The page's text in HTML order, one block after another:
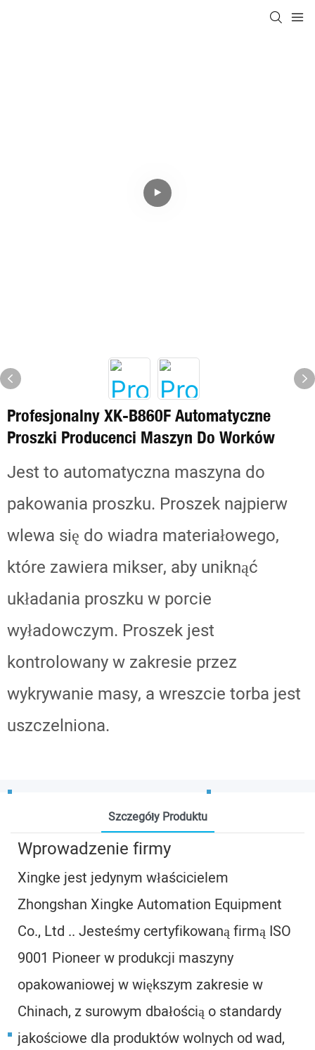
Profesjonalny XK-B860F Automatyczne
Proszki Producenci Maszyn Do Worków
Jest to automatyczna maszyna do
pakowania proszku. Proszek najpierw
wlewa się do wiadra materiałowego,
które zawiera mikser, aby uniknąć
układania proszku w porcie
wyładowczym. Proszek jest
kontrolowany w zakresie przez
wykrywanie masy, a wreszcie torba jest
uszczelniona.
Szczegóły Produktu
Wprowadzenie firmy
Xingke jest jedynym właścicielem
Zhongshan Xingke Automation Equipment
Co., Ltd .. Jesteśmy certyfikowaną firmą ISO
9001 Pioneer w produkcji maszyny
opakowaniowej w większym zakresie w
Chinach, z surowym dbałością o standardy
jakościowe dla produktów wolnych od wad,